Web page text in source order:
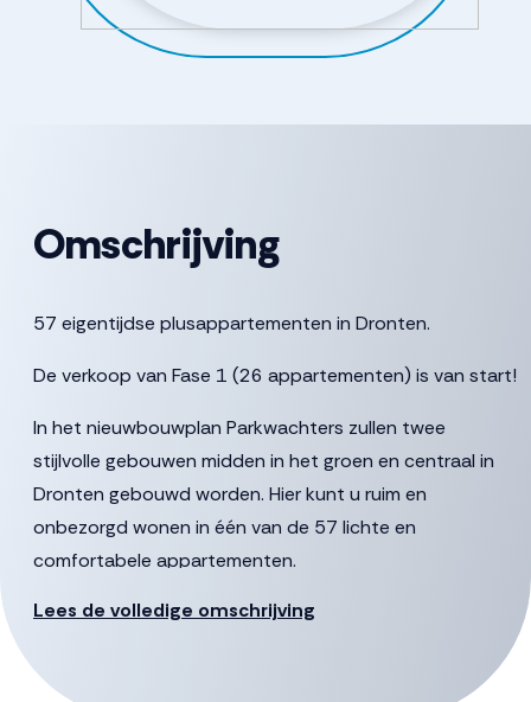
Omschrijving
57 eigentijdse plusappartementen in Dronten.
De verkoop van Fase 1 (26 appartementen) is van start!
In het nieuwbouwplan Parkwachters zullen twee
stijlvolle gebouwen midden in het groen en centraal in
Dronten gebouwd worden. Hier kunt u ruim en
onbezorgd wonen in één van de 57 lichte en
comfortabele appartementen.
Wilt u genieten van alle vrijheid? In Parkwachters komen
die u samen met andere bewoners kunt onderhouden.
Lees de volledige omschrijving